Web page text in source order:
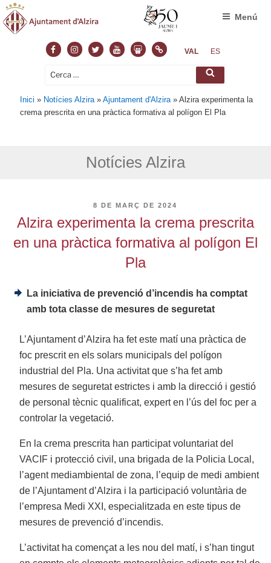
FacebookInstagram
TwitterYoutubeSlideshare
NormasVAL ES
Cerca: Cerca
Menú
Inici » Notícies Alzira »Ajuntament d'Alzira »Alzira experimenta la
crema prescrita en una pràctica formativa al polígon El Pla
Notícies Alzira
PUBLICAT
8 DE MARÇ DE 2024
Alzira experimenta la crema prescrita
en una pràctica formativa al polígon El
Pla
La iniciativa de prevenció d’incendis ha comptat
amb tota classe de mesures de seguretat
L’Ajuntament d’Alzira ha fet este matí una pràctica de
foc prescrit en els solars municipals del polígon
industrial del Pla. Una activitat que s’ha fet amb
mesures de seguretat estrictes i amb la direcció i gestió
de personal tècnic qualificat, expert en l’ús del foc per a
controlar la vegetació.
En la crema prescrita han participat voluntariat del
VACIF i protecció civil, una brigada de la Policia Local,
l’agent mediambiental de zona, l’equip de medi ambient
de l’Ajuntament d’Alzira i la participació voluntària de
l’empresa Medi XXI, especialitzada en este tipus de
mesures de prevenció d’incendis.
L’activitat ha començat a les nou del matí, i s’han tingut